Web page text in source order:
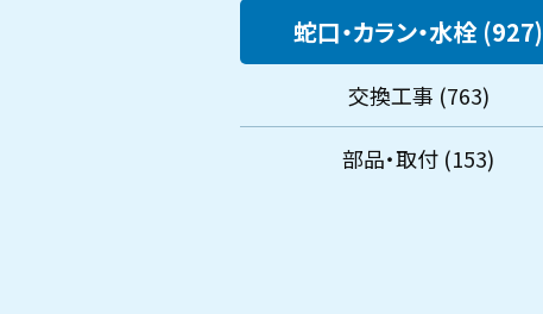
蛇口・カラン・水栓 (927)
交換工事 (763)
部品・取付 (153)